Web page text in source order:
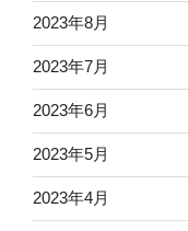
2023年8月
2023年7月
2023年6月
2023年5月
2023年4月